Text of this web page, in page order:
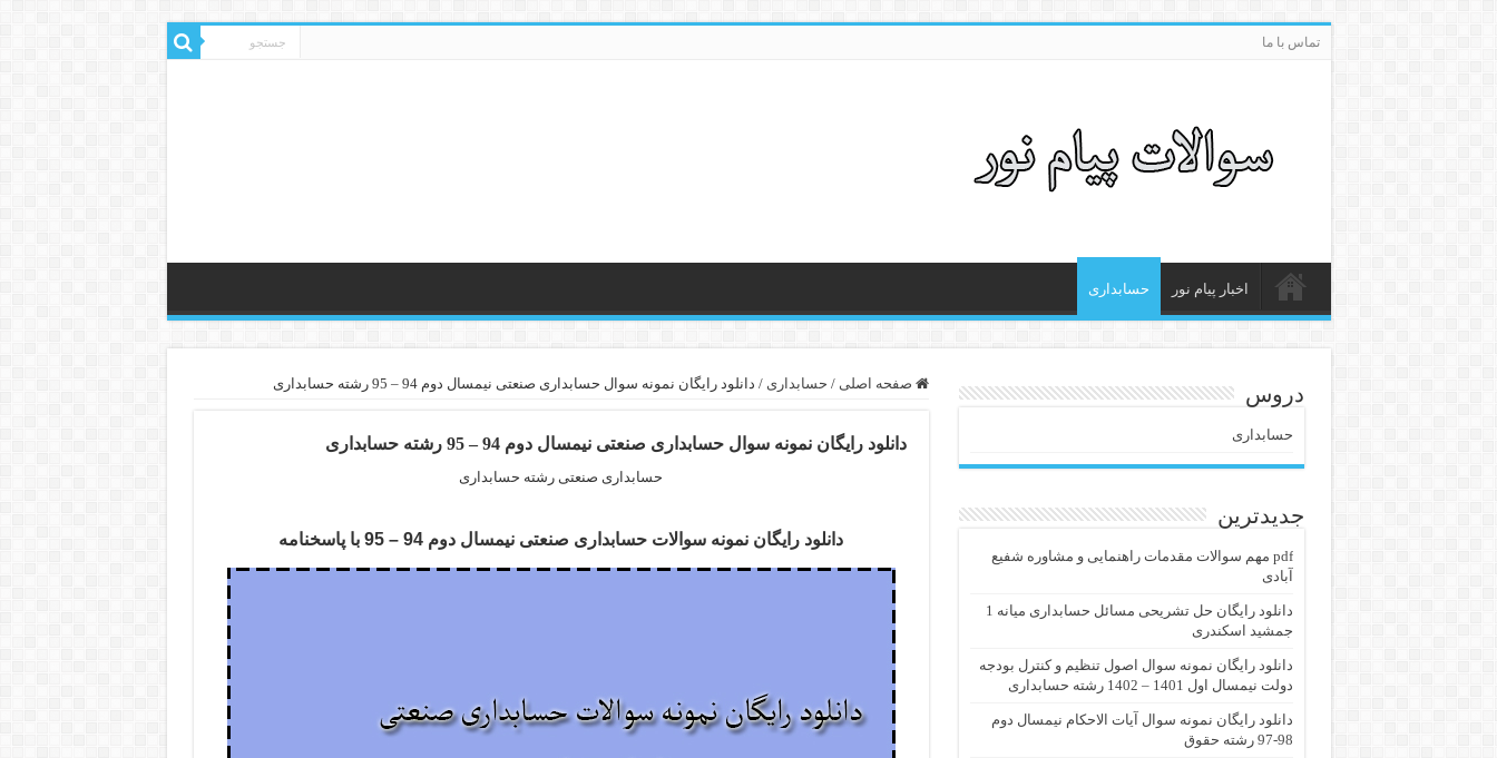
تماس با ما
اخبار پیام نور حسابداری
صفحه اصلی / حسابداری / دانلود رایگان نمونه سوال حسابداری صنعتی نیمسال دوم 94 – 95 رشته حسابداری
دانلود رایگان نمونه سوال حسابداری صنعتی نیمسال دوم 94 – 95 رشته حسابداری
حسابداری صنعتی رشته حسابداری
دانلود رایگان نمونه سوالات حسابداری صنعتی نیمسال دوم 94 – 95 با پاسخنامه
دروس
حسابداری
جدیدترین
pdf مهم سوالات مقدمات راهنمایی و مشاوره شفیع
آبادی
دانلود رایگان حل تشریحی مسائل حسابداری میانه 1
جمشید اسکندری
دانلود رایگان نمونه سوال اصول تنظیم و کنترل بودجه
دولت نیمسال اول 1401 – 1402 رشته حسابداری
دانلود رایگان نمونه سوال آیات الاحکام نیمسال دوم
98-97 رشته حقوق